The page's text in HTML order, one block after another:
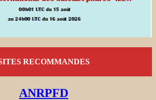
RECOMMANDES
ANRPFD